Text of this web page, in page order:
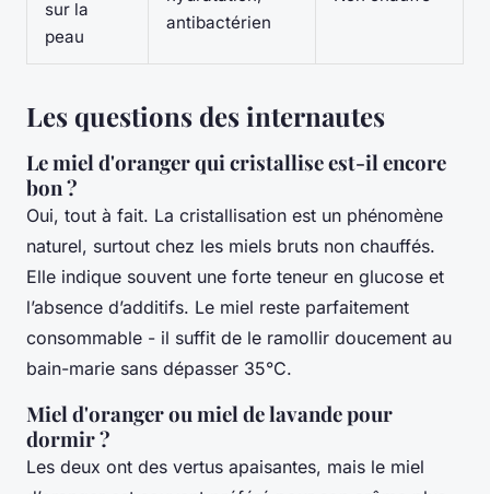
sur la
peau
antibactérien
Les questions des internautes
Le miel d'oranger qui cristallise est-il encore
bon ?
Oui, tout à fait. La cristallisation est un phénomène
naturel, surtout chez les miels bruts non chauffés.
Elle indique souvent une forte teneur en glucose et
l’absence d’additifs. Le miel reste parfaitement
consommable - il suffit de le ramollir doucement au
bain-marie sans dépasser 35°C.
Miel d'oranger ou miel de lavande pour
dormir ?
Les deux ont des vertus apaisantes, mais le miel